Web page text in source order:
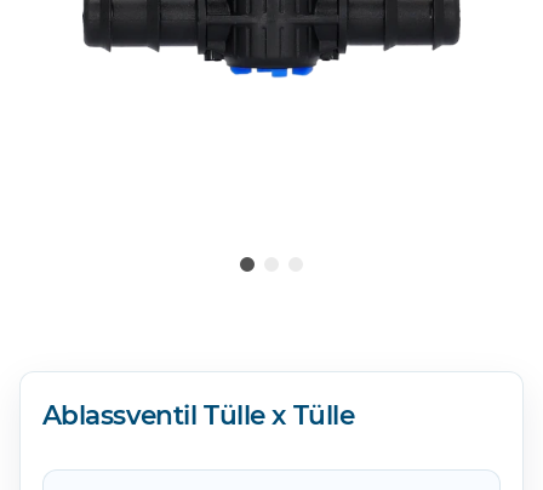
Ablassventil Tülle x Tülle